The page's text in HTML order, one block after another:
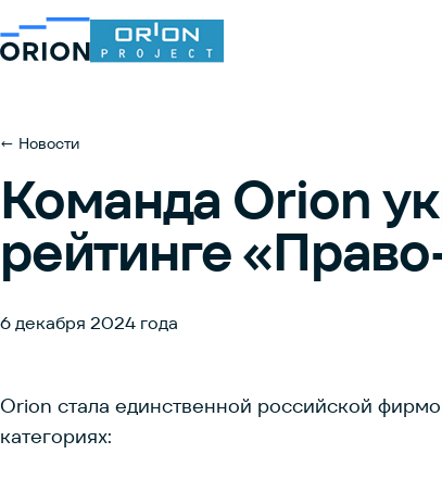
← Новости
Команда Orion
рейтинге
6 декабря 2024 года
Orion стала единственной российской
категориях: